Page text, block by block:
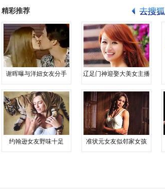
精彩推荐
谢晖曝与洋妞女友分手 辽足门神迎娶大美女主播
约翰逊女友野味十足 准状元女友似邻家女孩